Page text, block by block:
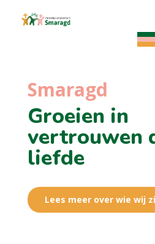
Smaragd
Groeien in
vertrouwen
liefde
Lees meer over wie wij